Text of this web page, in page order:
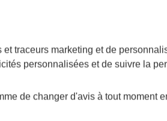
et traceurs marketing et de
personnalisées et de suivre la
de changer d'avis à tout moment